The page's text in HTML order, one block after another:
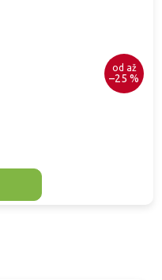
od až
–25 %